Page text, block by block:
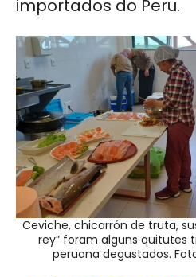
importados do Peru.
Ceviche, chicarrón de truta,
rey” foram alguns quitutes
peruana degustados.